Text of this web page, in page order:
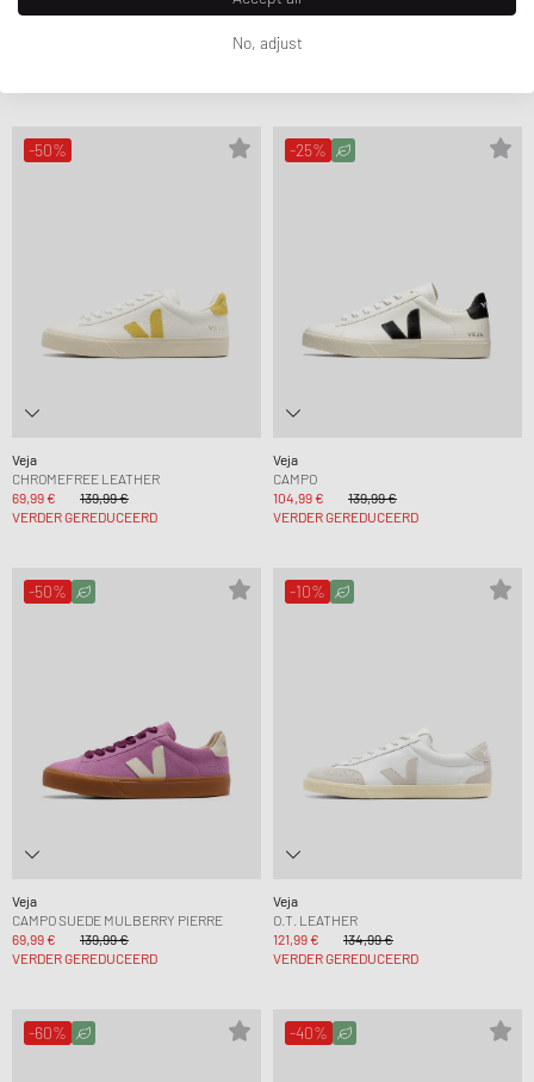
Veja
Veja
RIPSTOP
82,99 €
-50%
Veja
CHROMEFREE LEATHER
69,99 €
139,99 €
VERDER GEREDUCEERD
-25%
Veja
CAMPO
104,99 €
139,99 €
VERDER GEREDUCEERD
-50%
Veja
CAMPO SUEDE MULBERRY PIERRE
69,99 €
139,99 €
VERDER GEREDUCEERD
-10%
Veja
O.T. LEATHER
121,99 €
134,99 €
VERDER GEREDUCEERD
-60% -40%
No, adjust